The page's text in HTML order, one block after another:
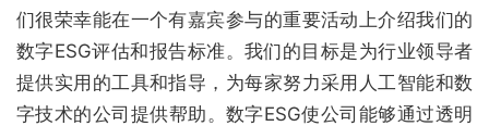
们很荣幸能在一个有嘉宾参与的重要活动上介绍我们的
数字ESG评估和报告标准。我们的目标是为行业领导者
提供实用的工具和指导，为每家努力采用人工智能和数
字技术的公司提供帮助。数字ESG使公司能够通过透明